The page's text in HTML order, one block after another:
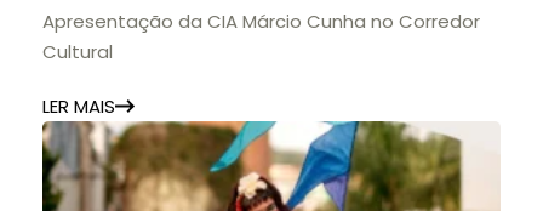
Apresentação da CIA Márcio Cunha no Corredor
Cultural
LER MAIS